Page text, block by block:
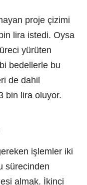
proje çizimi
lira istedi. Oysa
yürüten
bedellerle bu
de dahil
bin lira oluyor.
işlemler iki
sürecinden
almak. İkinci